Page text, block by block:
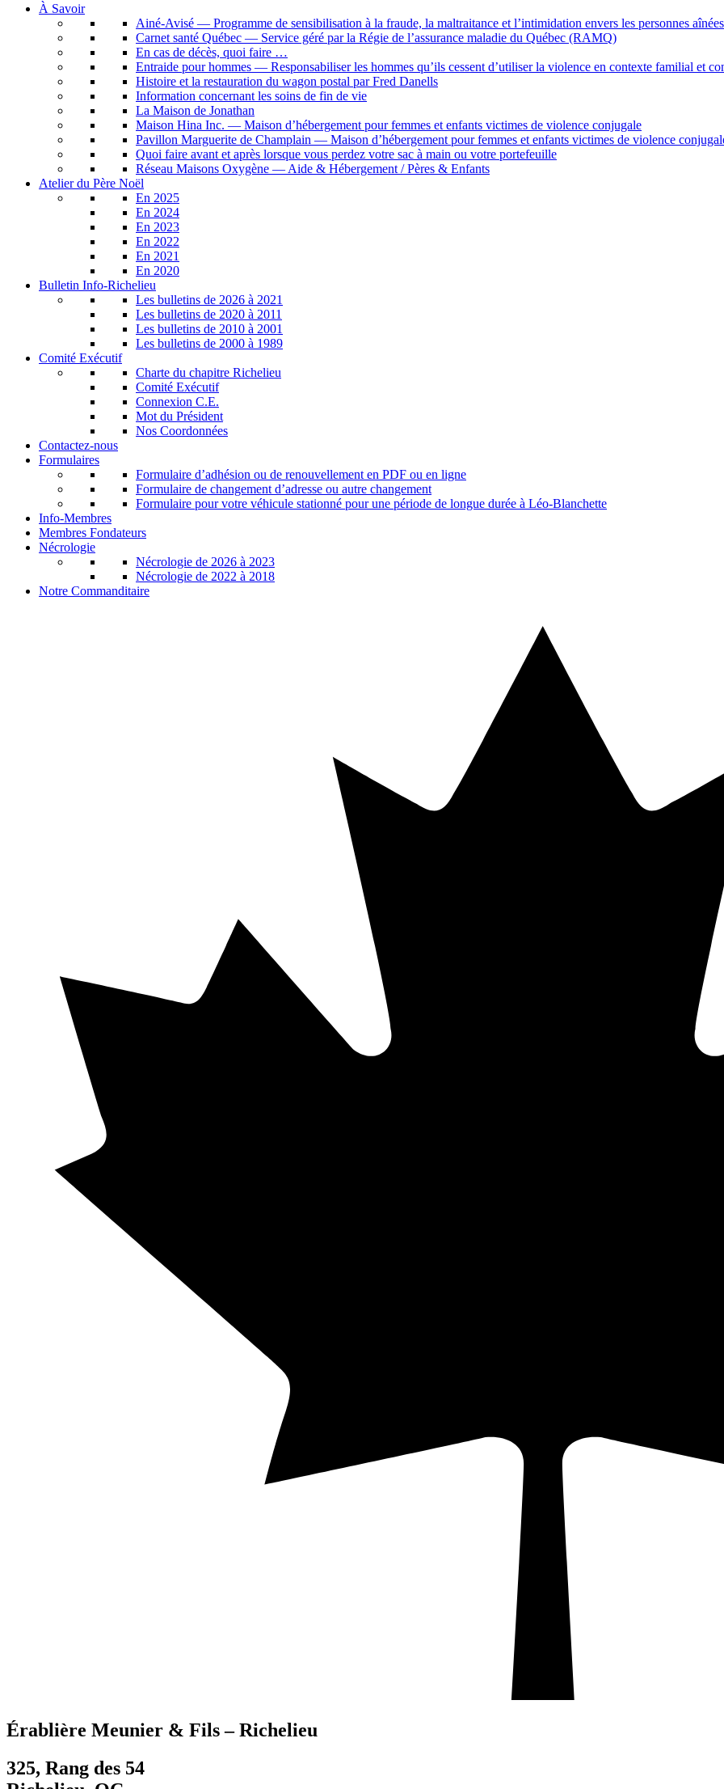
À Savoir
Ainé-Avisé — Programme de sensibilisation à la fraude, la maltraitance et l’intimidation envers les personnes aînées
Carnet santé Québec — Service géré par la Régie de l’assurance maladie du Québec (RAMQ)
En cas de décès, quoi faire …
Entraide pour hommes — Responsabiliser les hommes qu’ils cessent d’utiliser la violence en contexte familial et
Histoire et la restauration du wagon postal par Fred Danells
Information concernant les soins de fin de vie
La Maison de Jonathan
Maison Hina Inc. — Maison d’hébergement pour femmes et enfants victimes de violence conjugale
Pavillon Marguerite de Champlain — Maison d’hébergement pour femmes et enfants victimes de violence
Quoi faire avant et après lorsque vous perdez votre sac à main ou votre portefeuille
Réseau Maisons Oxygène — Aide & Hébergement / Pères & Enfants
Atelier du Père Noël
En 2025
En 2024
En 2023
En 2022
En 2021
En 2020
Bulletin Info-Richelieu
Les bulletins de 2026 à 2021
Les bulletins de 2020 à 2011
Les bulletins de 2010 à 2001
Les bulletins de 2000 à 1989
Comité Exécutif
Charte du chapitre Richelieu
Comité Exécutif
Connexion C.E.
Mot du Président
Nos Coordonnées
Contactez-nous
Formulaires
Formulaire d’adhésion ou de renouvellement en PDF ou en ligne
Formulaire de changement d’adresse ou autre changement
Formulaire pour votre véhicule stationné pour une période de longue durée à Léo-Blanchette
Info-Membres
Membres Fondateurs
Nécrologie
Nécrologie de 2026 à 2023
Nécrologie de 2022 à 2018
Notre Commanditaire
Érablière Meunier & Fils – Richelieu
325, Rang des 54